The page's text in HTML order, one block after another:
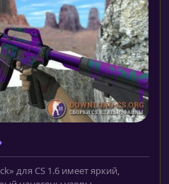
для CS 1.6 имеет яркий,